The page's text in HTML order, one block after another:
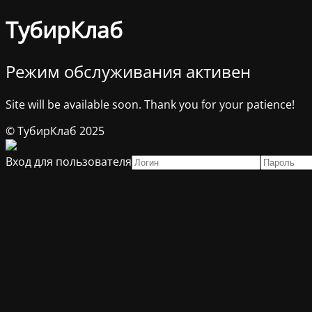
ТубирКлаб
Режим обслуживания активен
Site will be available soon. Thank you for your patience!
© ТубирКлаб 2025
Вход для пользователя